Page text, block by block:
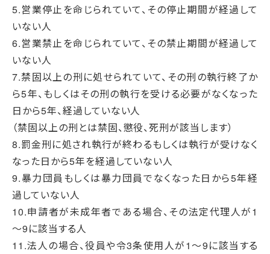
5.営業停止を命じられていて、その停止期間が経過して
いない人
6.営業禁止を命じられていて、その禁止期間が経過して
いない人
7.禁固以上の刑に処せられていて、その刑の執行終了か
ら5年、もしくはその刑の執行を受ける必要がなくなった
日から5年、経過していない人
（禁固以上の刑とは禁固、懲役、死刑が該当します）
8.罰金刑に処され執行が終わるもしくは執行が受けなく
なった日から5年を経過していない人
9.暴力団員もしくは暴力団員でなくなった日から5年経
過していない人
10.申請者が未成年者である場合、その法定代理人が1
～9に該当する人
11.法人の場合、役員や令3条使用人が1～9に該当する